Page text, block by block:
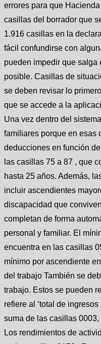
errores para que
casillas del borrador que
1.916 casillas en la
fácil confundirse con
pueden impedir que salga
posible. Casillas de
se deben revisar lo
que se accede a la
Una vez dentro del
familiares porque en esas
deducciones en función
las casillas 75 a 87 , que
hasta 25 años. Además,
incluir ascendientes
discapacidad que
completan de forma
personal y familiar. El
encuentra en las casillas
mínimo por ascendiente
del trabajo También se
trabajo. Estos se pueden
refiere al ‘total de
suma de las casillas
Los rendimientos de